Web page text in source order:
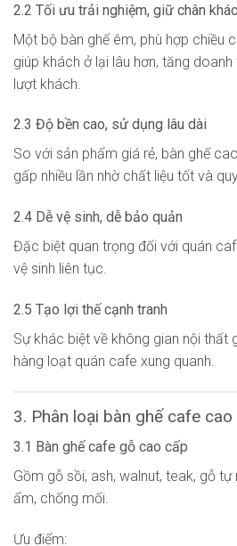
2.2 Tối ưu trải nghiệm, giữ chân
Một bộ bàn ghế êm, phù hợp chiều
giúp khách ở lại lâu hơn, tăng
lượt khách.
2.3 Độ bền cao, sử dụng lâu dài
So với sản phẩm giá rẻ, bàn ghế
gấp nhiều lần nhờ chất liệu tốt và
2.4 Dễ vệ sinh, dễ bảo quản
Đặc biệt quan trọng đối với quán
vệ sinh liên tục.
2.5 Tạo lợi thế cạnh tranh
Sự khác biệt về không gian nội thất
hàng loạt quán cafe xung quanh.
3. Phân loại bàn ghế cafe
3.1 Bàn ghế cafe gỗ cao cấp
Gồm gỗ sồi, ash, walnut, teak, gỗ
ẩm, chống mối.
Ưu điểm: